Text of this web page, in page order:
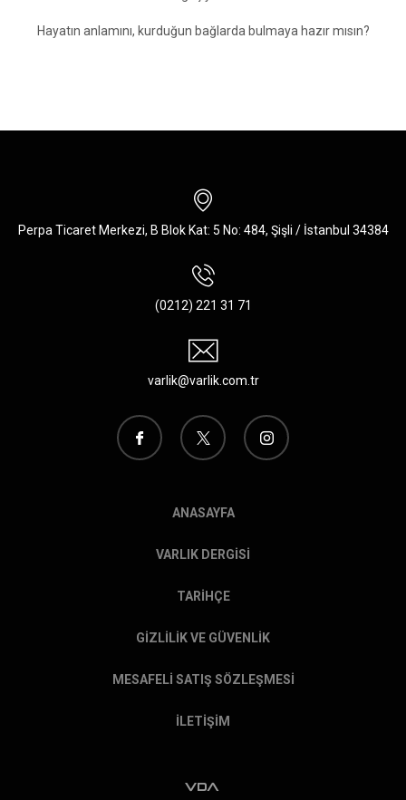
Hayatın anlamını, kurduğun bağlarda bulmaya hazır mısın?
Perpa Ticaret Merkezi, B Blok Kat: 5 No: 484, Şişli / İstanbul 34384
(0212) 221 31 71
varlik@varlik.com.tr
ANASAYFA
VARLIK DERGİSİ
TARİHÇE
GİZLİLİK VE GÜVENLİK
MESAFELİ SATIŞ SÖZLEŞMESİ
İLETİŞİM